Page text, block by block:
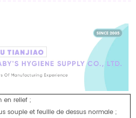
en relief ;
souple et feuille de dessus normale ;